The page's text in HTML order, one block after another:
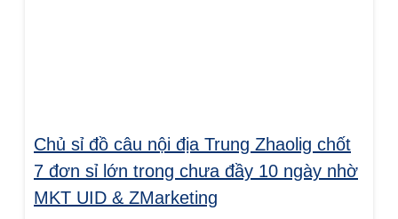
Chủ sỉ đồ câu nội địa Trung Zhaolig chốt
7 đơn sỉ lớn trong chưa đầy 10 ngày nhờ
MKT UID & ZMarketing